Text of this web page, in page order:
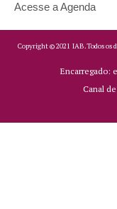
Acesse a Agenda
Copyright ©2021 IAB.Todos os
Encarregado:
Canal